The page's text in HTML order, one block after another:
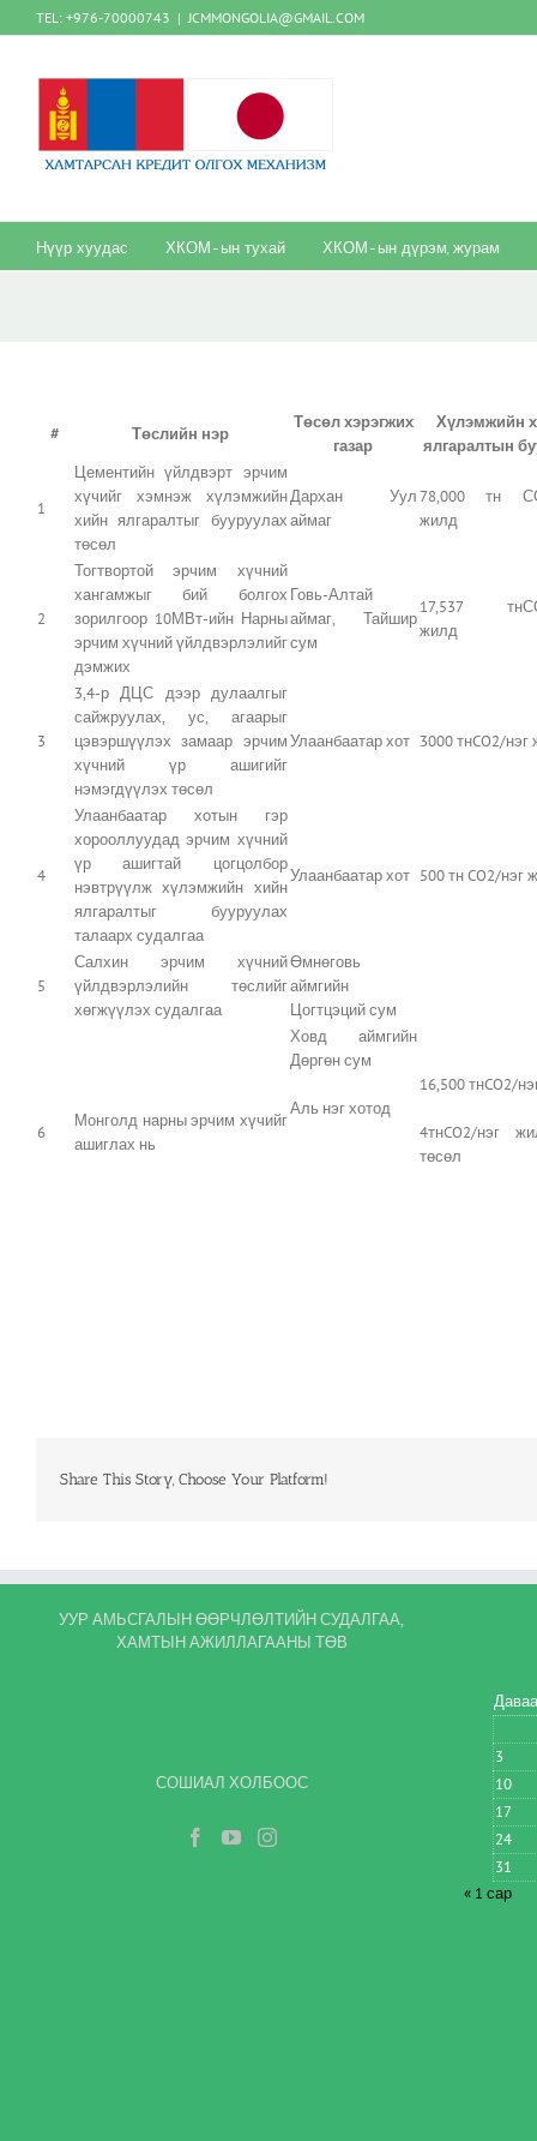
to
TEL: +976-70000743 | JCMMONGOLIA@GMAIL.COM
Нүүр хуудас ХКОМ-ын тухай ХКОМ-ын дүрэм, журам
# Төслийн нэр
Төсөл хэрэгжих
газар
Хүлэмжийн
ялгаралтын
1
Цементийн үйлдвэрт эрчим
хүчийг хэмнэж хүлэмжийн
хийн ялгаралтыг бууруулах
төсөл
Дархан Уул
аймаг
78,000 тн
жилд
2
Тогтвортой эрчим хүчний
хангамжыг бий болгох
зорилгоор 10МВт-ийн Нарны
эрчим хүчний үйлдвэрлэлийг
дэмжих
Говь-Алтай
аймаг, Тайшир
сум
17,537
жилд
3
3,4-р ДЦС дээр дулаалгыг
сайжруулах, ус, агаарыг
цэвэршүүлэх замаар эрчим
хүчний үр ашигийг
нэмэгдүүлэх төсөл
Улаанбаатар хот 3000 тнCO2/
4
Улаанбаатар хотын гэр
хорооллуудад эрчим хүчний
үр ашигтай цогцолбор
нэвтрүүлж хүлэмжийн хийн
ялгаралтыг бууруулах
талаарх судалгаа
Улаанбаатар хот 500 тн CO2/нэг
5
Салхин эрчим хүчний
үйлдвэрлэлийн төслийг
хөгжүүлэх судалгаа
Өмнөговь
аймгийн
Цогтцэций сум
6
Монголд нарны эрчим хүчийг
ашиглах нь
Ховд аймгийн
Дөргөн сум
Аль нэг хотод
16,500 тнCO2/
4тнCO2/нэг
төсөл
Share This Story, Choose Your Platform!
УУР АМЬСГАЛЫН ӨӨРЧЛӨЛТИЙН СУДАЛГАА,
ХАМТЫН АЖИЛЛАГААНЫ ТӨВ
СОШИАЛ ХОЛБООС
Даваа
3
10
17
24
31
« 1 сар